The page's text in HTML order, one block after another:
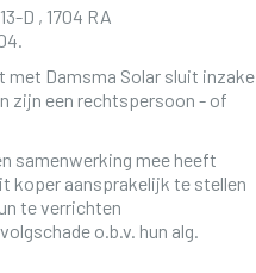
D , 1704 RA
met Damsma Solar sluit inzake
zijn een rechtspersoon - of
samenwerking mee heeft
koper aansprakelijk te stellen
te verrichten
o.b.v. hun alg.